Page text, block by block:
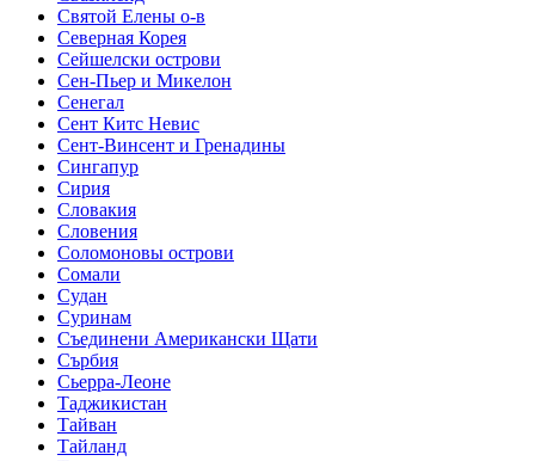
Святой Елены о-в
Северная Корея
Сейшелски острови
Сен-Пьер и Микелон
Сенегал
Сент Китс Невис
Сент-Винсент и Гренадины
Сингапур
Сирия
Словакия
Словения
Соломоновы острови
Сомали
Судан
Суринам
Съединени Американски Щати
Сърбия
Сьерра-Леоне
Таджикистан
Тайван
Тайланд